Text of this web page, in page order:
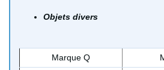
Objets divers
Marque Q